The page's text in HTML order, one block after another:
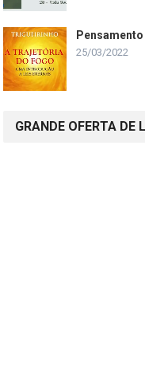
25/03/2022
GRANDE OFERTA DE